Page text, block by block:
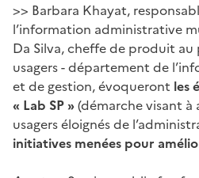
>> Barbara Khayat,
l’information administrative
Da Silva, cheffe de produit
usagers - département de
et de gestion, évoqueront les
« Lab SP »(démarche visant à
usagers éloignés de
initiatives menées pour